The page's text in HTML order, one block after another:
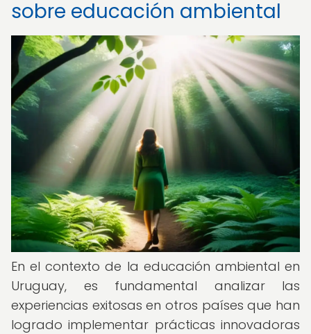
sobre educación ambiental
En el contexto de la educación ambiental en
Uruguay, es fundamental analizar las
experiencias exitosas en otros países que han
logrado implementar prácticas innovadoras